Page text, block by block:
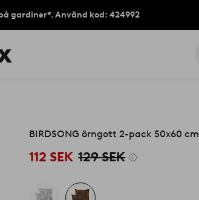
gardiner*. Använd kod: 424992
BIRDSONG örngott 2-pack 50x60 cm
112 SEK 129 SEK